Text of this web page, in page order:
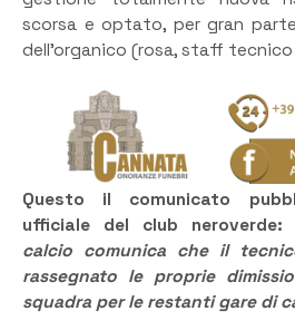
scorsa e optato, per gran
dell’organico (rosa, staff
Questo il comunicato
ufficiale del club neroverde:
calcio comunica che il
rassegnato le proprie
squadra per le restanti gare di